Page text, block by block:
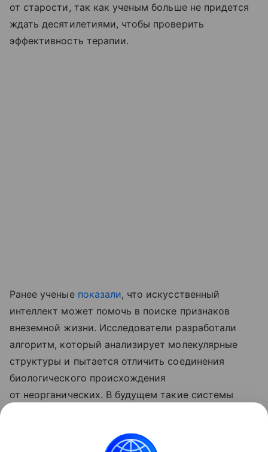
от старости, так как ученым больше не придется
ждать десятилетиями, чтобы проверить
эффективность терапии.
Ранее ученые показали, что искусственный
интеллект может помочь в поиске признаков
внеземной жизни. Исследователи разработали
алгоритм, который анализирует молекулярные
структуры и пытается отличить соединения
биологического происхождения
от неорганических. В будущем такие системы
на Марсе, Луне и других небесных телах.